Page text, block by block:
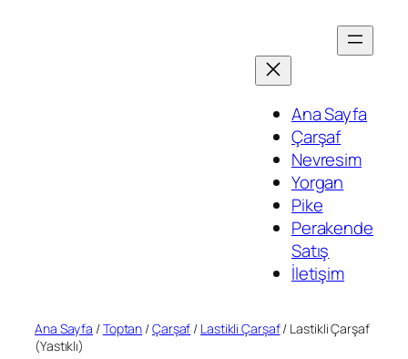
Ana Sayfa
Çarşaf
Nevresim
Yorgan
Pike
Perakende
Satış
İletişim
Ana Sayfa /Toptan /Çarşaf / Lastikli Çarşaf/ Lastikli Çarşaf
(Yastıklı)